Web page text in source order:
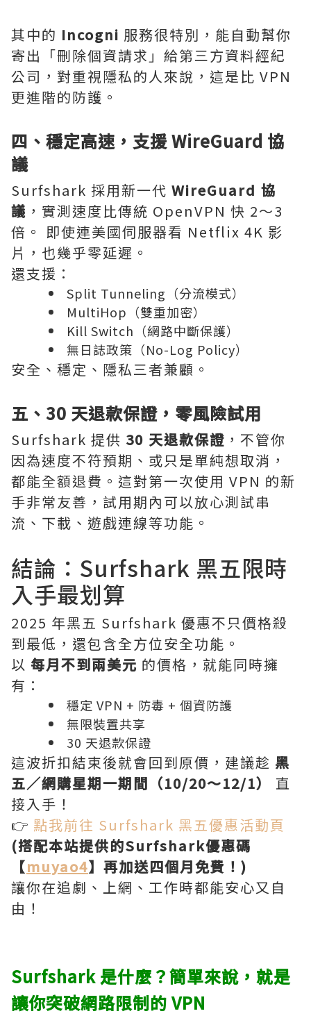
其中的 Incogni 服務很特別，能自動幫你
寄出「刪除個資請求」給第三方資料經紀
公司，對重視隱私的人來說，這是比 VPN
更進階的防護。
四、穩定高速，支援 WireGuard 協
議
Surfshark 採用新一代 WireGuard 協
議 ，實測速度比傳統 OpenVPN 快 2～3
倍。 即使連美國伺服器看 Netflix 4K 影
片，也幾乎零延遲。
還支援：
Split Tunneling（分流模式）
MultiHop（雙重加密）
Kill Switch（網路中斷保護）
無日誌政策（No-Log Policy）
安全、穩定、隱私三者兼顧。
五、30 天退款保證，零風險試用
Surfshark 提供 30 天退款保證 ，不管你
因為速度不符預期、或只是單純想取消，
都能全額退費。這對第一次使用 VPN 的新
手非常友善，試用期內可以放心測試串
流、下載、遊戲連線等功能。
結論：Surfshark 黑五限時
入手最划算
2025 年黑五 Surfshark 優惠不只價格殺
到最低，還包含全方位安全功能。
以 每月不到兩美元 的價格，就能同時擁
有：
穩定 VPN + 防毒 + 個資防護
無限裝置共享
30 天退款保證
這波折扣結束後就會回到原價，建議趁 黑
五／網購星期一期間（10/20～12/1）
直
接入手！
👉 點我前往 Surfshark 黑五優惠活動頁
(搭配本站提供的Surfshark優惠碼
【muyao4】再加送四個月免費！)
讓你在追劇、上網、工作時都能安心又自
由！
Surfshark 是什麼？簡單來說，就是
讓你突破網路限制的 VPN